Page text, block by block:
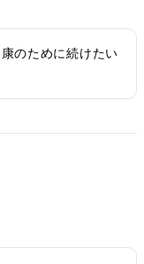
のために続けたい